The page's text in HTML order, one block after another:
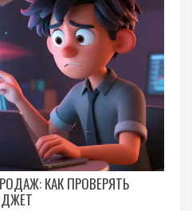
КАК ПРОВЕРЯТЬ